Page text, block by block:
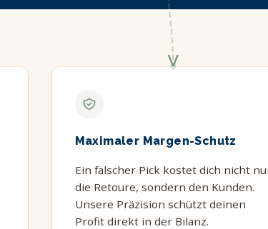
Maximaler Margen-Schutz
Ein falscher Pick kostet dich nicht
die Retoure, sondern den Kunden.
Unsere Präzision schützt deinen
Profit direkt in der Bilanz.